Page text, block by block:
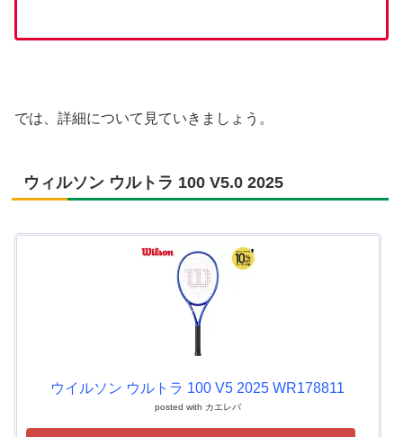
では、詳細について見ていきましょう。
ウィルソン ウルトラ 100 V5.0 2025
ウイルソン ウルトラ 100 V5 2025 WR178811
posted with カエレバ